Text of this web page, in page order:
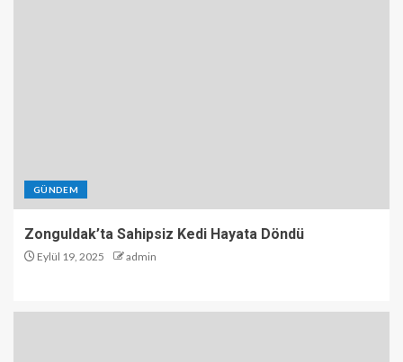
GÜNDEM
Zonguldak’ta Sahipsiz Kedi Hayata Döndü
Eylül 19, 2025 admin